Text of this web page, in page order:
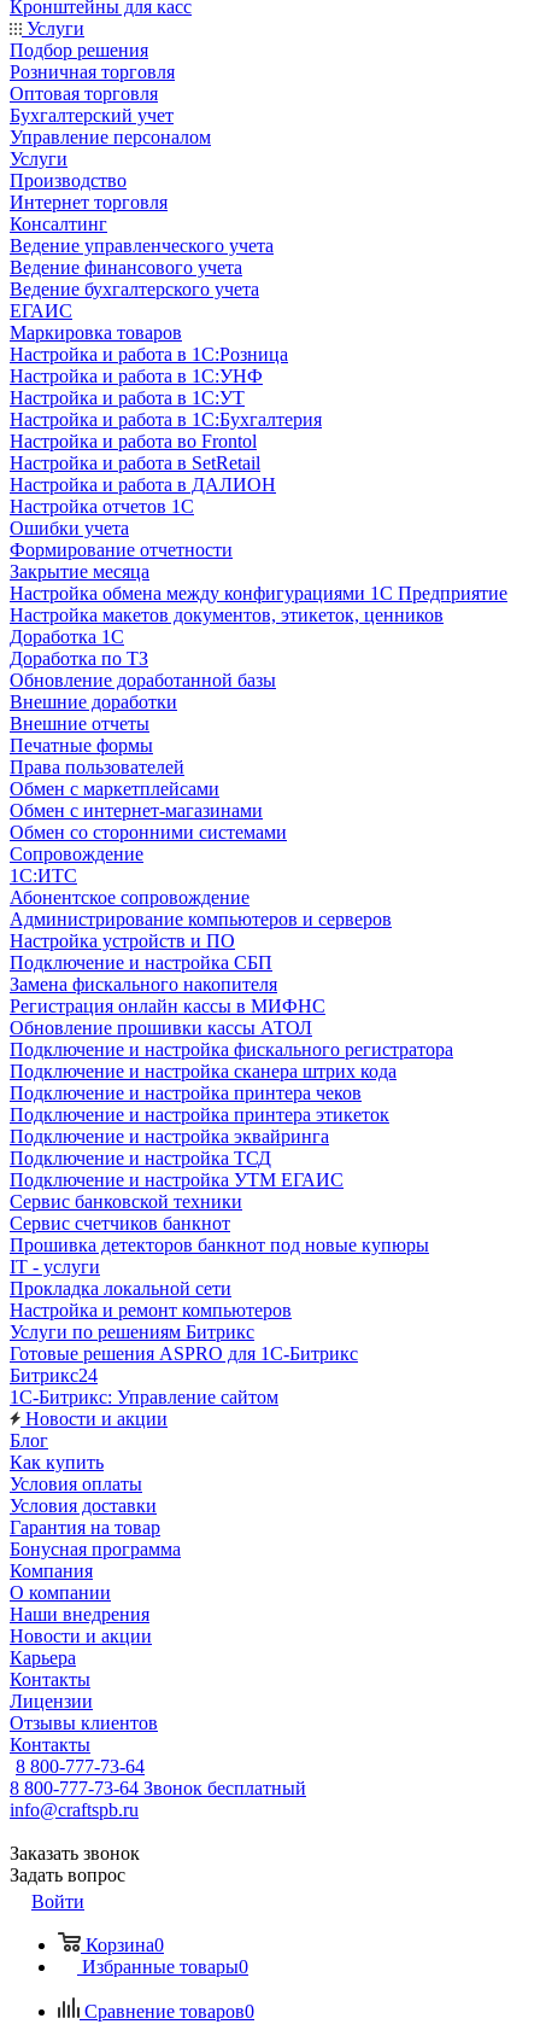
Кронштейны для касс
Услуги
Подбор решения
Розничная торговля
Оптовая торговля
Бухгалтерский учет
Управление персоналом
Услуги
Производство
Интернет торговля
Консалтинг
Ведение управленческого учета
Ведение финансового учета
Ведение бухгалтерского учета
ЕГАИС
Маркировка товаров
Настройка и работа в 1С:Розница
Настройка и работа в 1С:УНФ
Настройка и работа в 1С:УТ
Настройка и работа в 1С:Бухгалтерия
Настройка и работа во Frontol
Настройка и работа в SetRetail
Настройка и работа в ДАЛИОН
Настройка отчетов 1С
Ошибки учета
Формирование отчетности
Закрытие месяца
Настройка обмена между конфигурациями 1С Предприятие
Настройка макетов документов, этикеток, ценников
Доработка 1С
Доработка по ТЗ
Обновление доработанной базы
Внешние доработки
Внешние отчеты
Печатные формы
Права пользователей
Обмен с маркетплейсами
Обмен с интернет-магазинами
Обмен со сторонними системами
Сопровождение
1C:ИТС
Абонентское сопровождение
Администрирование компьютеров и серверов
Настройка устройств и ПО
Подключение и настройка СБП
Замена фискального накопителя
Регистрация онлайн кассы в МИФНС
Обновление прошивки кассы АТОЛ
Подключение и настройка фискального регистратора
Подключение и настройка сканера штрих кода
Подключение и настройка принтера чеков
Подключение и настройка принтера этикеток
Подключение и настройка эквайринга
Подключение и настройка ТСД
Подключение и настройка УТМ ЕГАИС
Сервис банковской техники
Сервис счетчиков банкнот
Прошивка детекторов банкнот под новые купюры
IT - услуги
Прокладка локальной сети
Настройка и ремонт компьютеров
Услуги по решениям Битрикс
Готовые решения ASPRO для 1С-Битрикс
Битрикс24
1С-Битрикс: Управление сайтом
Новости и акции
Блог
Как купить
Условия оплаты
Условия доставки
Гарантия на товар
Бонусная программа
Компания
О компании
Наши внедрения
Новости и акции
Карьера
Контакты
Лицензии
Отзывы клиентов
Контакты
8 800-777-73-64
8 800-777-73-64 Звонок бесплатный
info@craftspb.ru
Заказать звонок
Задать вопрос
Войти
Корзина0
Избранные товары0
Сравнение товаров0